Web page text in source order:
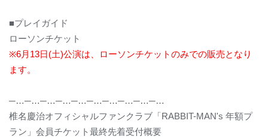
■プレイガイド
ローソンチケット
※6月 13日 (土)公演は、ローソンチケットのみでの販売となり
ます。
─…─…─…─…─…─…─…─…─…─…
椎名慶治オフィシャルファンクラブ「 RABBIT-MAN's 年額プ
ラン」会員チケット最終先着受付概要